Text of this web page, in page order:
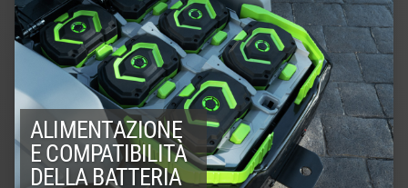
ALIMENTAZIONE
E COMPATIBILITÀ
DELLA BATTERIA